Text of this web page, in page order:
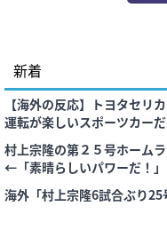
新着
【海外の反応】トヨタセリ
運転が楽しいスポーツカーだ
村上宗隆の第２５号ホーム
←「素晴らしいパワーだ！」
海外「村上宗隆6試合ぶり25